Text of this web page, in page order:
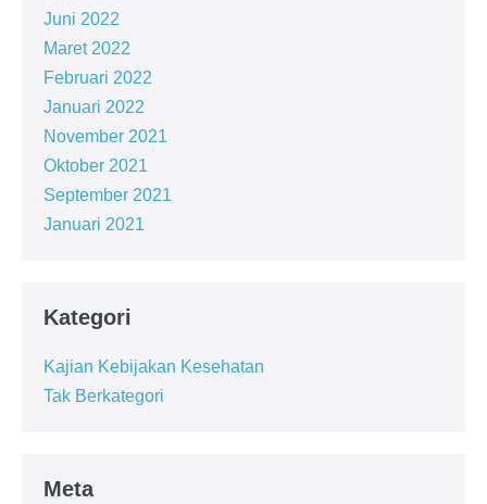
Juni 2022
Maret 2022
Februari 2022
Januari 2022
November 2021
Oktober 2021
September 2021
Januari 2021
Kategori
Kajian Kebijakan Kesehatan
Tak Berkategori
Meta